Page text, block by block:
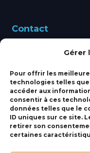
Gérer
Pour offrir les
technologies telles
accéder aux
consentir à ces
données telles que le
ID uniques sur ce site.
retirer son
certaines
Contact
460 Avenue
marine.fr
Fixe:04 27
Mobile:06